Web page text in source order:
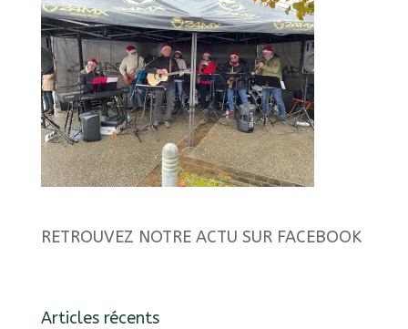
RETROUVEZ NOTRE ACTU SUR FACEBOOK
Articles récents